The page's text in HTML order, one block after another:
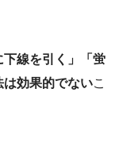
下線を引く」「蛍
効果的でないこ